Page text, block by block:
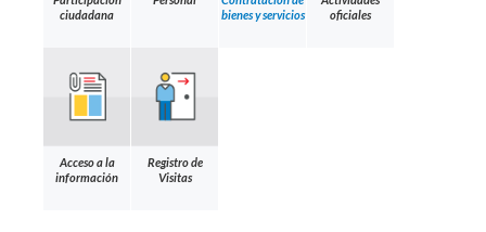
ciudadana
bienes y servicios
oficiales
Acceso a la
información
Registro de
Visitas